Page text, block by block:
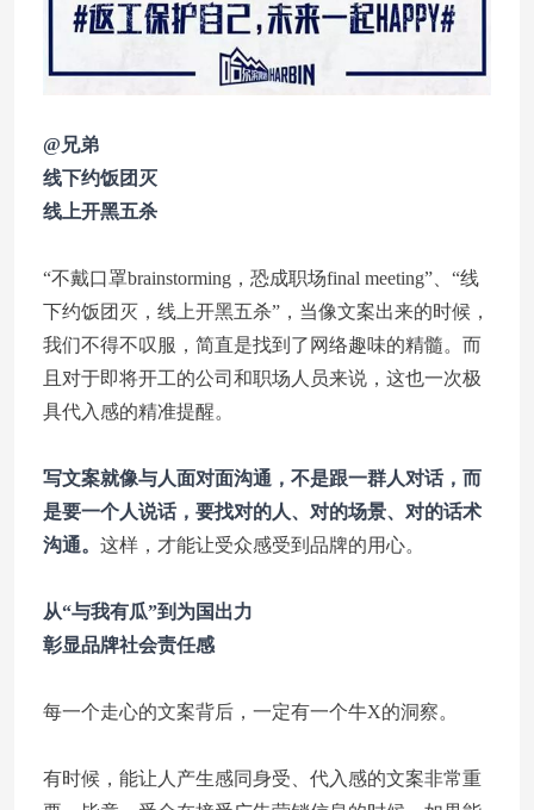
@兄弟
线下约饭团灭
线上开黑五杀
“不戴口罩brainstorming，恐成职场final meeting”、“线
下约饭团灭，线上开黑五杀”，当像文案出来的时候，
我们不得不叹服，简直是找到了网络趣味的精髓。而
且对于即将开工的公司和职场人员来说，这也一次极
具代入感的精准提醒。
写文案就像与人面对面沟通，不是跟一群人对话，而
是要一个人说话，要找对的人、对的场景、对的话术
沟通。 这样，才能让受众感受到品牌的用心。
从“与我有瓜”到为国出力
彰显品牌社会责任感
每一个走心的文案背后，一定有一个牛X的洞察。
有时候，能让人产生感同身受、代入感的文案非常重